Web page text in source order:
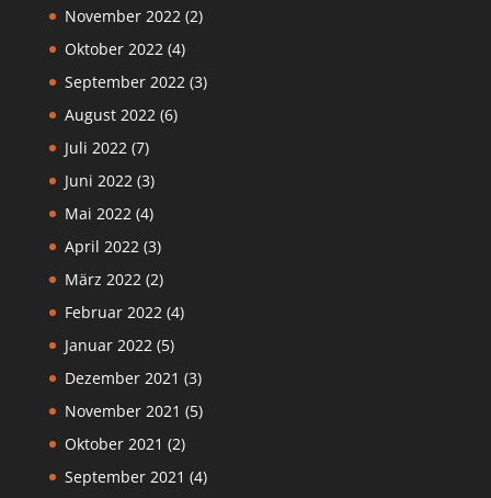
November 2022(2)
Oktober 2022(4)
September 2022(3)
August 2022(6)
Juli 2022(7)
Juni 2022(3)
Mai 2022(4)
April 2022(3)
März 2022(2)
Februar 2022(4)
Januar 2022(5)
Dezember 2021 (3)
November 2021 (5)
Oktober 2021 (2)
September 2021 (4)